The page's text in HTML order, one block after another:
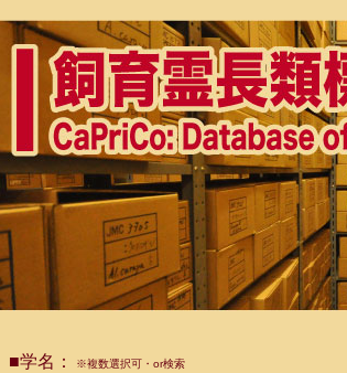
■学名： ※複数選択可・or検索